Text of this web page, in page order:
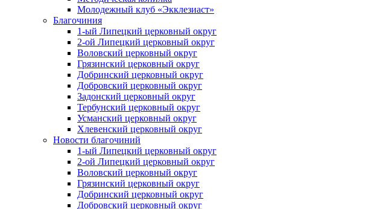
Молодежный клуб «Экклезиаст»
Благочиния
1-ый Липецкий церковный округ
2-ой Липецкий церковный округ
Воловский церковный округ
Грязинский церковный округ
Добринский церковный округ
Добровский церковный округ
Задонский церковный округ
Тербунский церковный округ
Усманский церковный округ
Хлевенский церковный округ
Новости благочиний
1-ый Липецкий церковный округ
2-ой Липецкий церковный округ
Воловский церковный округ
Грязинский церковный округ
Добринский церковный округ
Добровский церковный округ